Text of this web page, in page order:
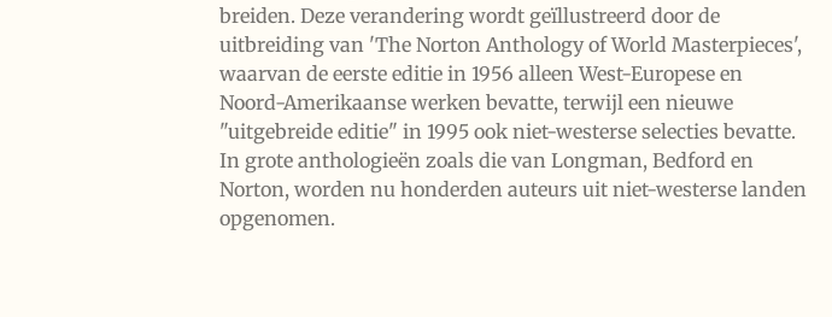
breiden. Deze verandering wordt geïllustreerd door de
uitbreiding van 'The Norton Anthology of World Masterpieces',
waarvan de eerste editie in 1956 alleen West-Europese en
Noord-Amerikaanse werken bevatte, terwijl een nieuwe
"uitgebreide editie" in 1995 ook niet-westerse selecties bevatte.
In grote anthologieën zoals die van Longman, Bedford en
Norton, worden nu honderden auteurs uit niet-westerse landen
opgenomen.